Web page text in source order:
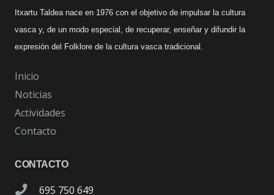
Itxartu Taldea nace en 1976 con el objetivo de impulsar la cultura
vasca y, de un modo especial, de recuperar, enseñar y difundir la
expresión del Folklore de la cultura vasca tradicional.
Inicio
Noticias
Actividades
Contacto
CONTACTO
695 750 649